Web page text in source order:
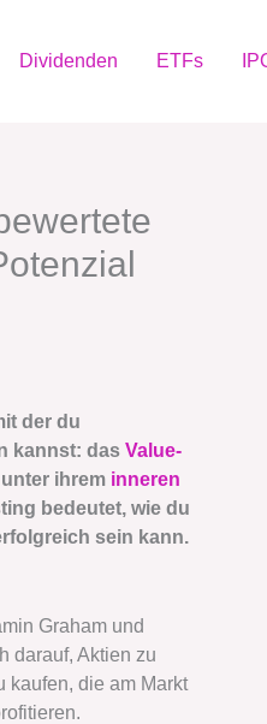
Dividenden ETFs
der du
kannst: das Value-
ihrem inneren
bedeutet, wie du
sein kann.
Graham und
darauf, Aktien zu
kaufen, die am Markt